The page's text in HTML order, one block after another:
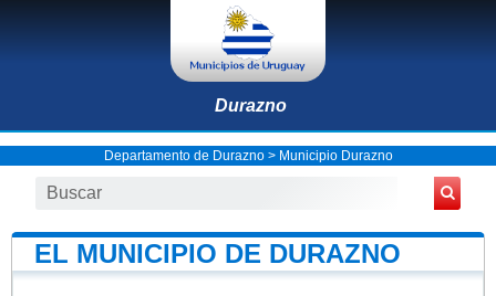
Durazno
Departamento de Durazno> Municipio Durazno
EL MUNICIPIO DE DURAZNO